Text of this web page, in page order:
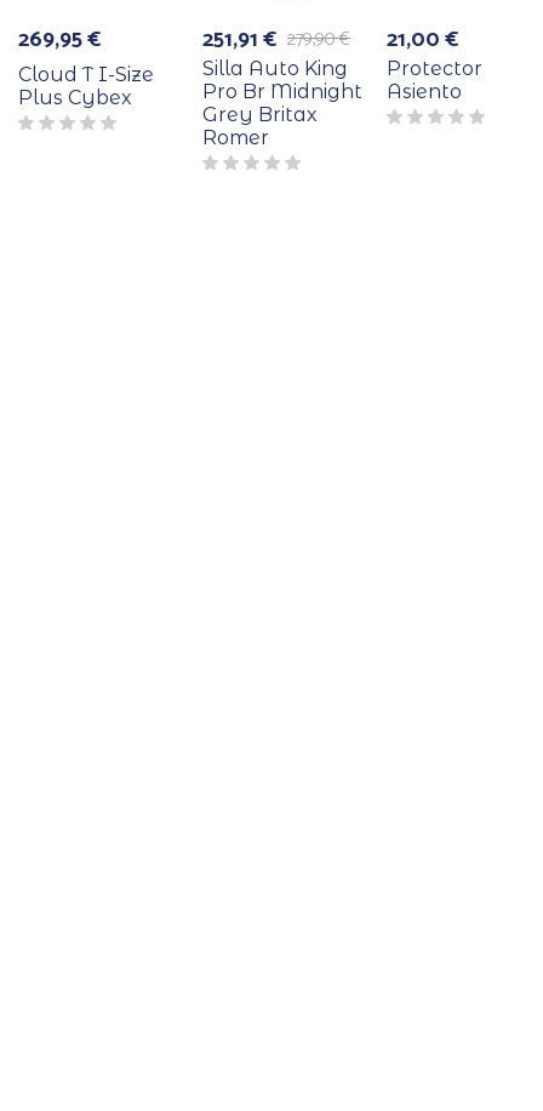
269,95€
Cloud T I-Size
Plus Cybex
279,90€
El
precio
original
era:
279,90 €.
251,91€
El
precio
actual
es:
251,91 €.
Silla Auto King
Pro Br Midnight
Grey Britax
Romer
21,00€
Protector
Asiento